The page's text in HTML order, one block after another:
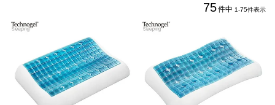
75件中 1-75件表示